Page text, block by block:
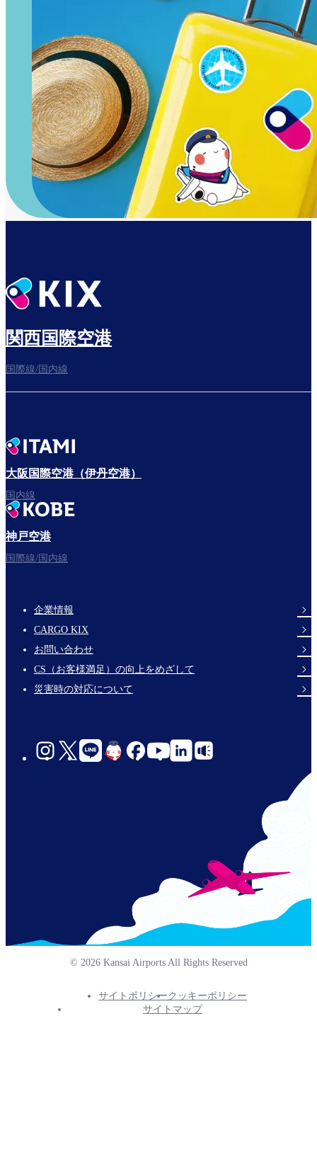
関西国際空港
国際線/国内線
大阪国際空港（伊丹空港）
国内線
神戸空港
国際線/国内線
Footer
Links
企業情報
CARGO KIX
お問い合わせ
CS（お客様満足）の向上をめざして
災害時の対応について
social-
© 2026 Kansai Airports All Rights Reserved
サイトポリシークッキーポリシー
サイトマップ